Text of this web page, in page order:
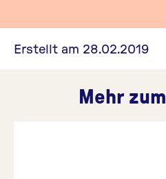
Erstellt am 28.02.2019
Mehr